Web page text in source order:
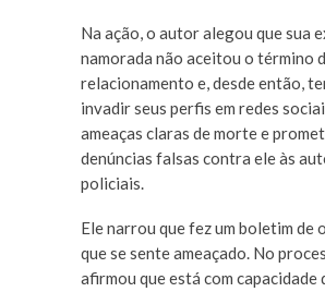
Na ação, o autor alegou que sua
namorada não aceitou o término
relacionamento e, desde então,
invadir seus perfis em redes
ameaças claras de morte e
denúncias falsas contra ele às
policiais.
Ele narrou que fez um boletim de
que se sente ameaçado. No
afirmou que está com capacidade